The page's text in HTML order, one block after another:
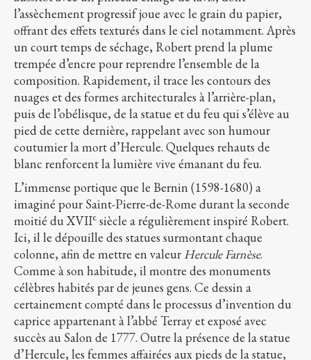
l’assèchement progressif joue avec le grain du papier,
offrant des effets texturés dans le ciel notamment. Après
un court temps de séchage, Robert prend la plume
trempée d’encre pour reprendre l’ensemble de la
composition. Rapidement, il trace les contours des
nuages et des formes architecturales à l’arrière-plan,
puis de l’obélisque, de la statue et du feu qui s’élève au
pied de cette dernière, rappelant avec son humour
coutumier la mort d’Hercule. Quelques rehauts de
blanc renforcent la lumière vive émanant du feu.
L’immense portique que le Bernin (1598-1680) a
imaginé pour Saint-Pierre-de-Rome durant la seconde
moitié du XVIIe siècle a régulièrement inspiré Robert.
Ici, il le dépouille des statues surmontant chaque
colonne, afin de mettre en valeur Hercule Farnèse.
Comme à son habitude, il montre des monuments
célèbres habités par de jeunes gens. Ce dessin a
certainement compté dans le processus d’invention du
caprice appartenant à l’abbé Terray et exposé avec
succès au Salon de 1777. Outre la présence de la statue
d’Hercule, les femmes affairées aux pieds de la statue,